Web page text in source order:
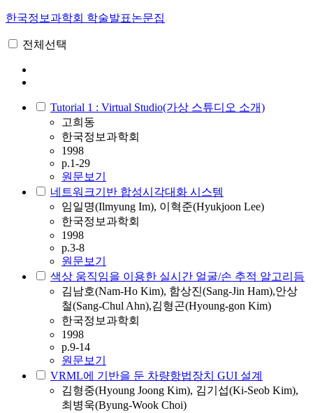
한국정보과학회 학술발표논문집
전체선택
Tutorial 1 : Virtual Studio(가상 스튜디오 소개)
고희동
한국정보과학회
1998
p.1-29
원문보기
네트워크기반 합성시각대화 시스템
임일명(Ilmyung Im), 이혁준(Hyukjoon Lee)
한국정보과학회
1998
p.3-8
원문보기
색상 움직임을 이용한 실시간 얼굴/손 추적 알고리듬
김남호(Nam-Ho Kim), 함상진(Sang-Jin Ham),안상
철(Sang-Chul Ahn),김형곤(Hyoung-gon Kim)
한국정보과학회
1998
p.9-14
원문보기
VRML에 기반을 둔 차량항법장치 GUI 설계
김형중(Hyoung Joong Kim), 김기섭(Ki-Seob Kim),
최병욱(Byung-Wook Choi)